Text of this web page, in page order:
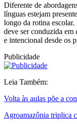
Diferente de
línguas estejam
longo da rotina
deve ser conduzida
e intencional desde os
Publicidade
Leia Também:
Volta às aulas põe a
Agroamazônia triplica